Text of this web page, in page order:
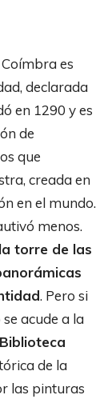
es
declarada
en 1290 y es
de
que
creada en
en el mundo.
menos.
torre de las
. Pero si
acude a la
Biblioteca
de la
las pinturas